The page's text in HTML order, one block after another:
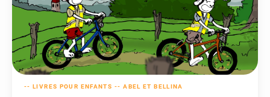
-- LIVRES POUR ENFANTS -- ABEL ET BELLINA